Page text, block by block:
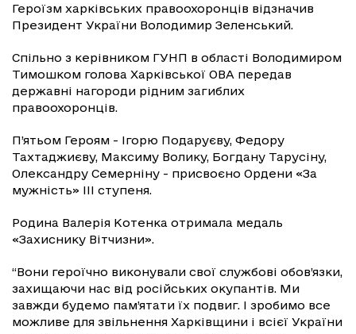
Героїзм харківських правоохоронців відзначив
Президент України Володимир Зеленський.
Спільно з керівником ГУНП в області Володимиром
Тимошком голова Харківської ОВА передав
державні нагороди рідним загиблих
правоохоронців.
П’ятьом Героям - Ігорю Подаруєву, Федору
Тахтаджиєву, Максиму Волику, Богдану Тарусіну,
Олександру Семерніну - присвоєно Ордени «За
мужність» III ступеня.
Родина Валерія Котенка отримала медаль
«Захиснику Вітчизни».
“Вони героїчно виконували свої службові обов’язки,
захищаючи нас від російських окупантів. Ми
завжди будемо пам’ятати їх подвиг. І зробимо все
можливе для звільнення Харківщини і всієї України